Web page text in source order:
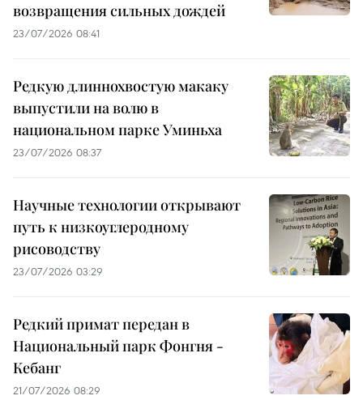
возвращения сильных дождей
23/07/2026 08:41
Редкую длиннохвостую макаку
выпустили на волю в
национальном парке Уминьха
23/07/2026 08:37
Научные технологии открывают
путь к низкоуглеродному
рисоводству
23/07/2026 03:29
Редкий примат передан в
Национальный парк Фонгня -
Кебанг
21/07/2026 08:29